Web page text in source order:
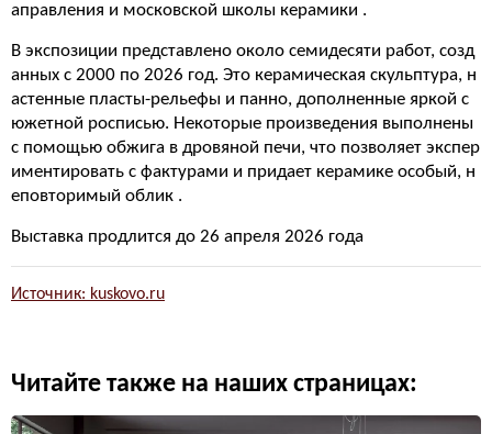
аправления и московской школы керамики .
В экспозиции представлено около семидесяти работ, созд
анных с 2000 по 2026 год. Это керамическая скульптура, н
астенные пласты-рельефы и панно, дополненные яркой с
южетной росписью. Некоторые произведения выполнены
с помощью обжига в дровяной печи, что позволяет экспер
иментировать с фактурами и придает керамике особый, н
еповторимый облик .
Выставка продлится до 26 апреля 2026 года
Источник: kuskovo.ru
Читайте также на наших страницах: